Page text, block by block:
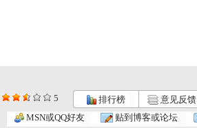
5 排行榜 意见反馈
MSN或QQ好友 贴到博客或论坛